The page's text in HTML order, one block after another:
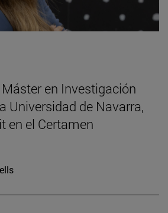
en Investigación
Universidad de Navarra,
en el Certamen